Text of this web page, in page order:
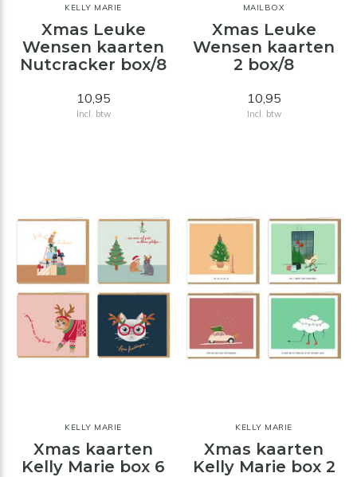
KELLY MARIE
Xmas Leuke
Wensen kaarten
Nutcracker box/8
10,95
Incl. btw
MAILBOX
Xmas Leuke
Wensen kaarten
2 box/8
10,95
Incl. btw
KELLY MARIE
Xmas kaarten
Kelly Marie box 6
KELLY MARIE
Xmas kaarten
Kelly Marie box 2